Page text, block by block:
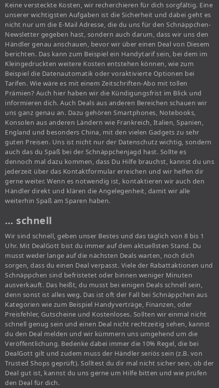
Keine versteckte Kosten, wir recherchieren für dich sorgfältig. Eine
unserer wichtigsten Aufgaben ist die Sicherheit und dabei geht es
nicht nur um die E-Mail Adresse, die du uns für den Schnäppchen-
Newsletter gegeben hast, sondern auch darum, dass wir uns den
Händler genau anschauen, bevor wir über einen Deal von Diesem
berichten. Das kann zum Beispiel ein Handytarif sein, bei dem im
Kleingedruckten weitere Kosten entstehen können, wie zum
Beispiel die Datenautomatik oder voraktivierte Optionen bei
Tarifen. Wie wäre es mit einem Zeitschriften-Abo mit tollen
Prämien? Auch hier haben wir die Kündigungsfrist im Blick und
informieren dich. Auch Deals aus anderen Bereichen schauen wir
uns ganz genau an. Dazu gehören Smartphones, Notebooks,
Konsolen aus anderen Ländern wie Frankreich, Italien, Spanien,
England und besonders China, mit den vielen Gadgets zu sehr
guten Preisen. Uns ist nicht nur der Datenschutz wichtig, sondern
auch das du Spaß bei der Schnäppchenjagd hast. Sollte es
dennoch mal dazu kommen, dass Du Hilfe brauchst, kannst du uns
jederzeit über das Kontaktformular erreichen und wir helfen dir
gerne weiter. Wenn es notwendig ist, kontaktieren wir auch den
Händler direkt und klären die Angelegenheit, damit wir alle
weiterhin Spaß am Sparen haben.
… schnell
Wir sind schnell, geben unser Bestes und das täglich von 8 bis 1
Uhr. Mit DealGott bist du immer auf dem aktuellsten Stand. Du
musst weder lange auf die nächsten Deals warten, noch dich
sorgen, dass du einen Deal verpasst. Viele der Rabattaktionen und
Schnäppchen sind befristetet oder binnen weniger Minuten
ausverkauft. Das heißt, du musst bei einigen Deals schnell sein,
denn sonst ist alles weg. Das ist oft der Fall bei Schnäppchen aus
Kategorien wie zum Beispiel Handyverträge, Finanzen, oder
Preisfehler, Gutscheine und Kostenloses. Sollten wir einmal nicht
schnell genug sein und einen Deal nicht rechtzeitig sehen, kannst
du den Deal melden und wir kümmern uns umgehend um die
Veröffentlichung. Bedenke dabei immer die 10% Regel, die bei
DealGott gilt und zudem muss der Händler seriös sein (z.B. von
Trusted Shops geprüft). Solltest du dir mal nicht sicher sein, ob der
Deal gut ist, kannst du uns gerne um Hilfe bitten und wie prüfen
den Deal für dich.